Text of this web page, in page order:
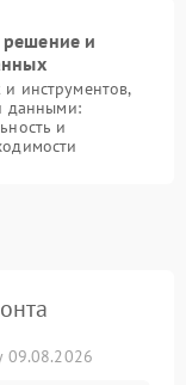
и
инструментов,
данными:
и
09.08.2026